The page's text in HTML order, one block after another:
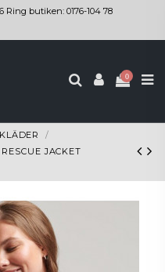
Ring butiken: 0176-104 78
0
KLÄDER
JACKET